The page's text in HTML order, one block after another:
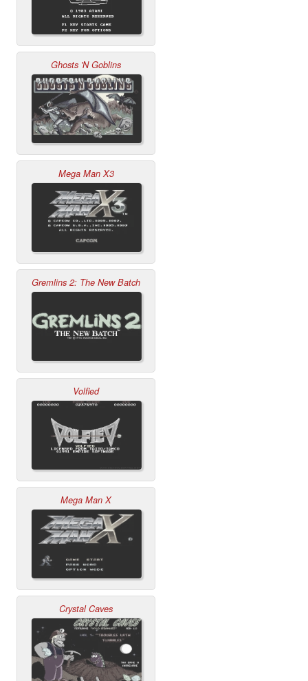
Ghosts 'N Goblins
Mega Man X3
Gremlins 2: The New Batch
Volfied
Mega Man X
Crystal Caves